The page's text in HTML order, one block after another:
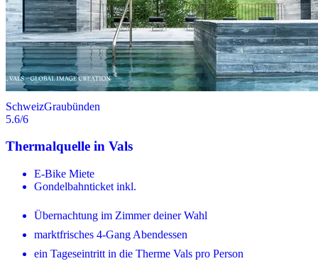
SchweizGraubünden
5.6/6
Thermalquelle in Vals
E-Bike Miete
Gondelbahnticket inkl.
Übernachtung im Zimmer deiner Wahl
marktfrisches 4-Gang Abendessen
ein Tageseintritt in die Therme Vals pro Person